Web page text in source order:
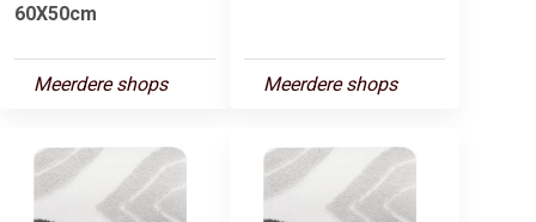
60X50cm
Meerdere shops Meerdere shops